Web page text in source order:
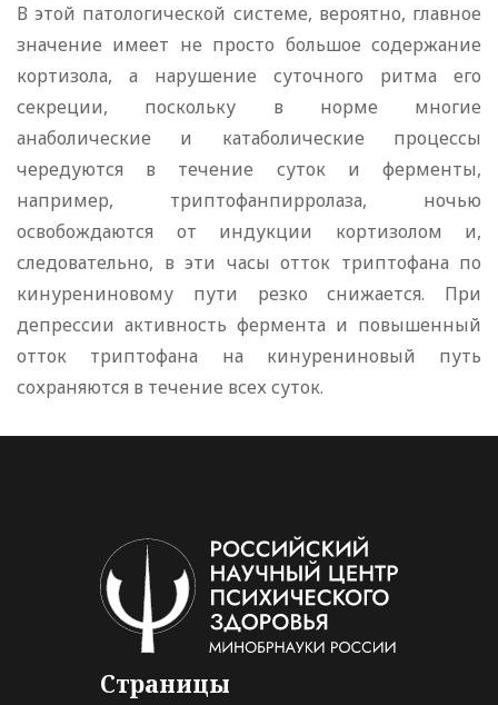
В этой патологической системе, вероятно, главное
значение имеет не просто большое содержание
кортизола, а нарушение суточного ритма его
секреции, поскольку в норме многие
анаболические и катаболические процессы
чередуются в течение суток и ферменты,
например, триптофанпирролаза, ночью
освобождаются от индукции кортизолом и,
следовательно, в эти часы отток триптофана по
кинурениновому пути резко снижается. При
депрессии активность фермента и повышенный
отток триптофана на кинурениновый путь
сохраняются в течение всех суток.
Страницы